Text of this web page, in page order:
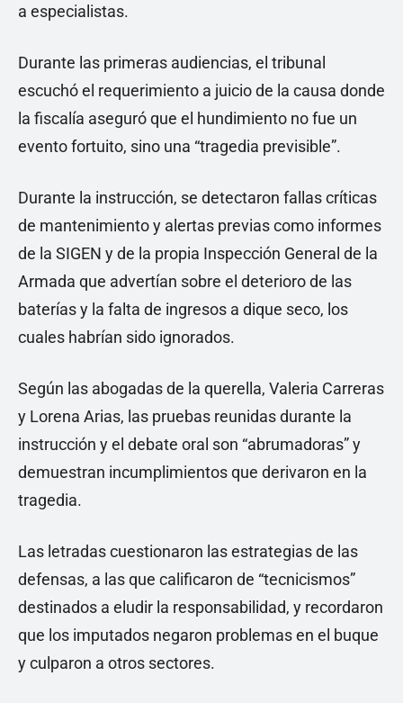
a especialistas.
Durante las primeras audiencias, el tribunal
escuchó el requerimiento a juicio de la causa donde
la fiscalía aseguró que el hundimiento no fue un
evento fortuito, sino una “tragedia previsible”.
Durante la instrucción, se detectaron fallas críticas
de mantenimiento y alertas previas como informes
de la SIGEN y de la propia Inspección General de la
Armada que advertían sobre el deterioro de las
baterías y la falta de ingresos a dique seco, los
cuales habrían sido ignorados.
Según las abogadas de la querella, Valeria Carreras
y Lorena Arias, las pruebas reunidas durante la
instrucción y el debate oral son “abrumadoras” y
demuestran incumplimientos que derivaron en la
tragedia.
Las letradas cuestionaron las estrategias de las
defensas, a las que calificaron de “tecnicismos”
destinados a eludir la responsabilidad, y recordaron
que los imputados negaron problemas en el buque
y culparon a otros sectores.